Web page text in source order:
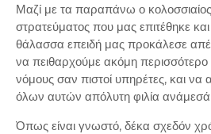
Μαζί με τα παραπάνω ο
στρατεύματος που μας επιτέθηκε
θάλασσα επειδή μας προκάλεσε
να πειθαρχούμε ακόμη περισσότερο
νόμους σαν πιστοί υπηρέτες, και να
όλων αυτών απόλυτη φιλία
Όπως είναι γνωστό, δέκα σχεδόν